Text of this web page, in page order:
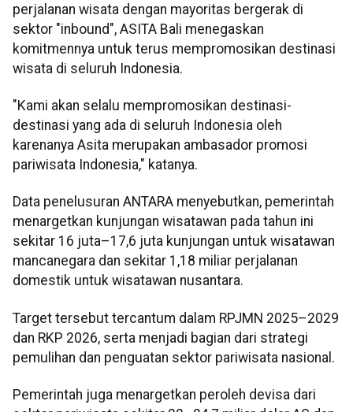
perjalanan wisata dengan mayoritas bergerak di
sektor "inbound", ASITA Bali menegaskan
komitmennya untuk terus mempromosikan destinasi
wisata di seluruh Indonesia.
"Kami akan selalu mempromosikan destinasi-
destinasi yang ada di seluruh Indonesia oleh
karenanya Asita merupakan ambasador promosi
pariwisata Indonesia," katanya.
Data penelusuran ANTARA menyebutkan, pemerintah
menargetkan kunjungan wisatawan pada tahun ini
sekitar 16 juta–17,6 juta kunjungan untuk wisatawan
mancanegara dan sekitar 1,18 miliar perjalanan
domestik untuk wisatawan nusantara.
Target tersebut tercantum dalam RPJMN 2025–2029
dan RKP 2026, serta menjadi bagian dari strategi
pemulihan dan penguatan sektor pariwisata nasional.
Pemerintah juga menargetkan peroleh devisa dari